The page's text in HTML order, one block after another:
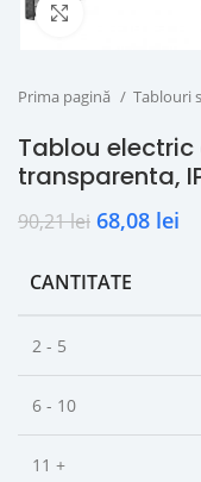
Prima pagină Tablouri
Tablou
transparenta,
90,21lei 68,08 lei
CANTITATE
2 - 5
6 - 10
11 +